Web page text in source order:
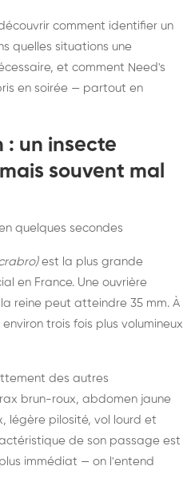
comment identifier un
quelles situations une
et comment Need's
en soirée — partout en
: un insecte
souvent mal
quelques secondes
est la plus grande
en France. Une ouvrière
reine peut atteindre 35 mm. À
trois fois plus volumineux
des autres
brun-roux, abdomen jaune
légère pilosité, vol lourd et
de son passage est
immédiat — on l'entend